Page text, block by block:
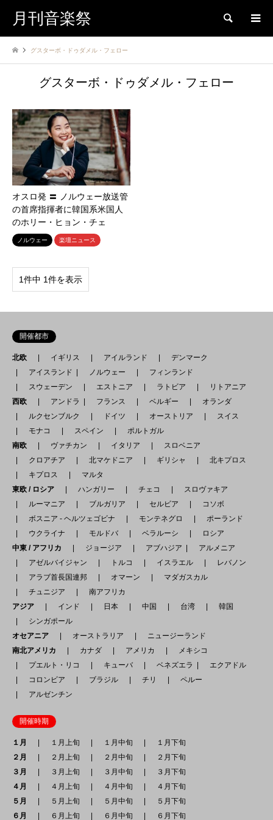
月刊音楽祭 検索
グスターボ・ドゥダメル・フェロー
グスターボ・ドゥダメル・フェロー
オスロ発 〓 ノルウェー放送管
の首席指揮者に韓国系米国人
のホリー・ヒョン・チェ
ノルウェー 楽壇ニュース
1件中 1件を表示
開催都市
北欧 イギリス アイルランド
デンマーク
アイスランド
ノルウェー
フィンランド
スウェーデン
エストニア ラトビア
リトアニア
西欧
アンドラ フランス ベルギー
オランダ
ルクセンブルク
ドイツ オーストリア
スイス
モナコ
スペイン
ポルトガル
南欧
ヴァチカン イタリア
スロベニア
クロアチア
北マケドニア ギリシャ
北キプロス
キプロス
マルタ
東欧 / ロシア
ハンガリー チェコ
スロヴァキア
ルーマニア
ブルガリア セルビア
コソボ
ボスニア - ヘルツェゴビナ
モンテネグロ
ポーランド
ウクライナ
モルドバ ベラルーシ
ロシア
中東 / アフリカ
ジョージア アブハジア
アルメニア
アゼルバイジャン
トルコ イスラエル
レバノン
アラブ首長国連邦
オマーン
マダガスカル
チュニジア
南アフリカ
アジア
インド 日本 中国 台湾
韓国
シンガポール
オセアニア
オーストラリア
ニュージーランド
南北アメリカ
カナダ アメリカ
メキシコ
プエルト・リコ
キューバ ベネズエラ
エクアドル
コロンビア
ブラジル チリ
ペルー
アルゼンチン
開催時期
１月 １月上旬 １月中旬
１月下旬
２月
２月上旬 ２月中旬
２月下旬
３月
３月上旬 ３月中旬
３月下旬
４月
４月上旬 ４月中旬
４月下旬
５月
５月上旬 ５月中旬
５月下旬
６月
６月上旬 ６月中旬 ６月下旬